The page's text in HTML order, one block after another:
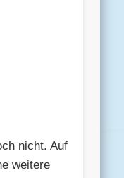
nicht. Auf
weitere